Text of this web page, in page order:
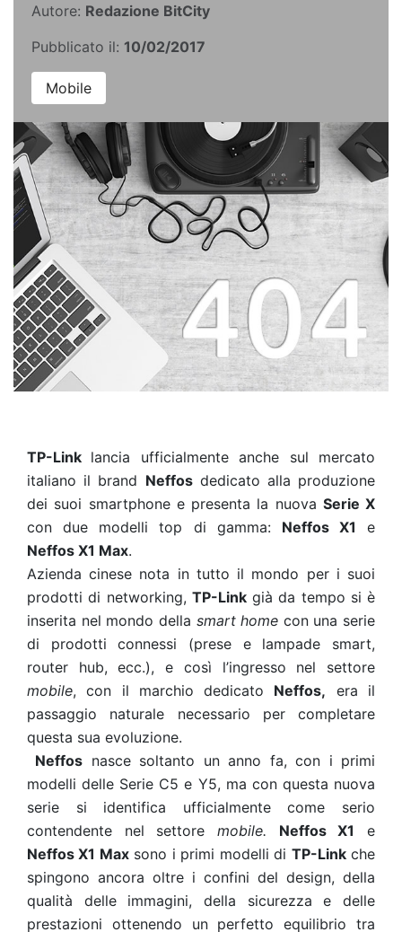
Autore: Redazione BitCity
Pubblicato il: 10/02/2017
Mobile
TP-Link lancia ufficialmente anche sul mercato
italiano il brand Neffosdedicato alla produzione
dei suoi smartphone e presenta la nuova Serie X
con due modelli top di gamma: Neffos X1 e
Neffos X1 Max.
Azienda cinese nota in tutto il mondo per i suoi
prodotti di networking, TP-Linkgià da tempo si è
inserita nel mondo della smart home con una serie
di prodotti connessi (prese e lampade smart,
router hub, ecc.), e così l’ingresso nel settore
mobile, con il marchio dedicato Neffos, era il
passaggio naturale necessario per completare
questa sua evoluzione.
Neffos nasce soltanto un anno fa, con i primi
modelli delle Serie C5 e Y5, ma con questa nuova
serie si identifica ufficialmente come serio
contendente nel settore mobile. Neffos X1
e
Neffos X1 Maxsono i primi modelli di TP-Linkche
spingono ancora oltre i confini del design, della
qualità delle immagini, della sicurezza e delle
prestazioni ottenendo un perfetto equilibrio tra